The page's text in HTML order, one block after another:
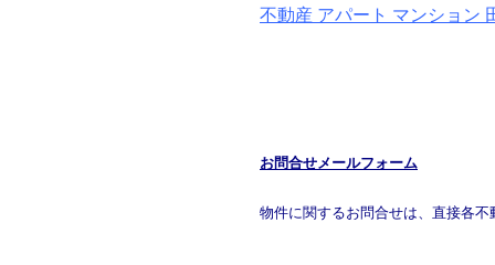
不動産 アパート マンション
お問合せメールフォーム
物件に関するお問合せは、直接各